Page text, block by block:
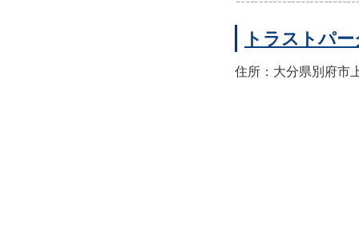
トラストパ
住所：大分県別府市